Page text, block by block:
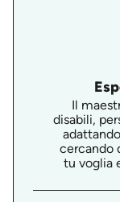
Il
disabili,
cercando
tu voglia